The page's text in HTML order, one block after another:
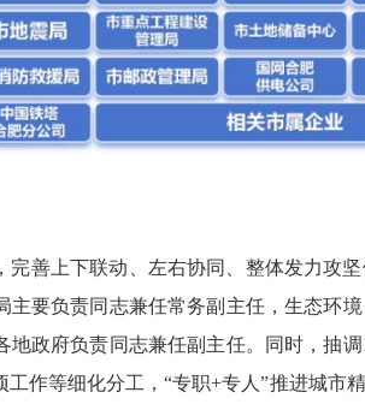
完善上下联动、左右协同、整体发力攻
主要负责同志兼任常务副主任，生态环
政府负责同志兼任副主任。同时，抽
作等细化分工，“专职+专人”推进城市